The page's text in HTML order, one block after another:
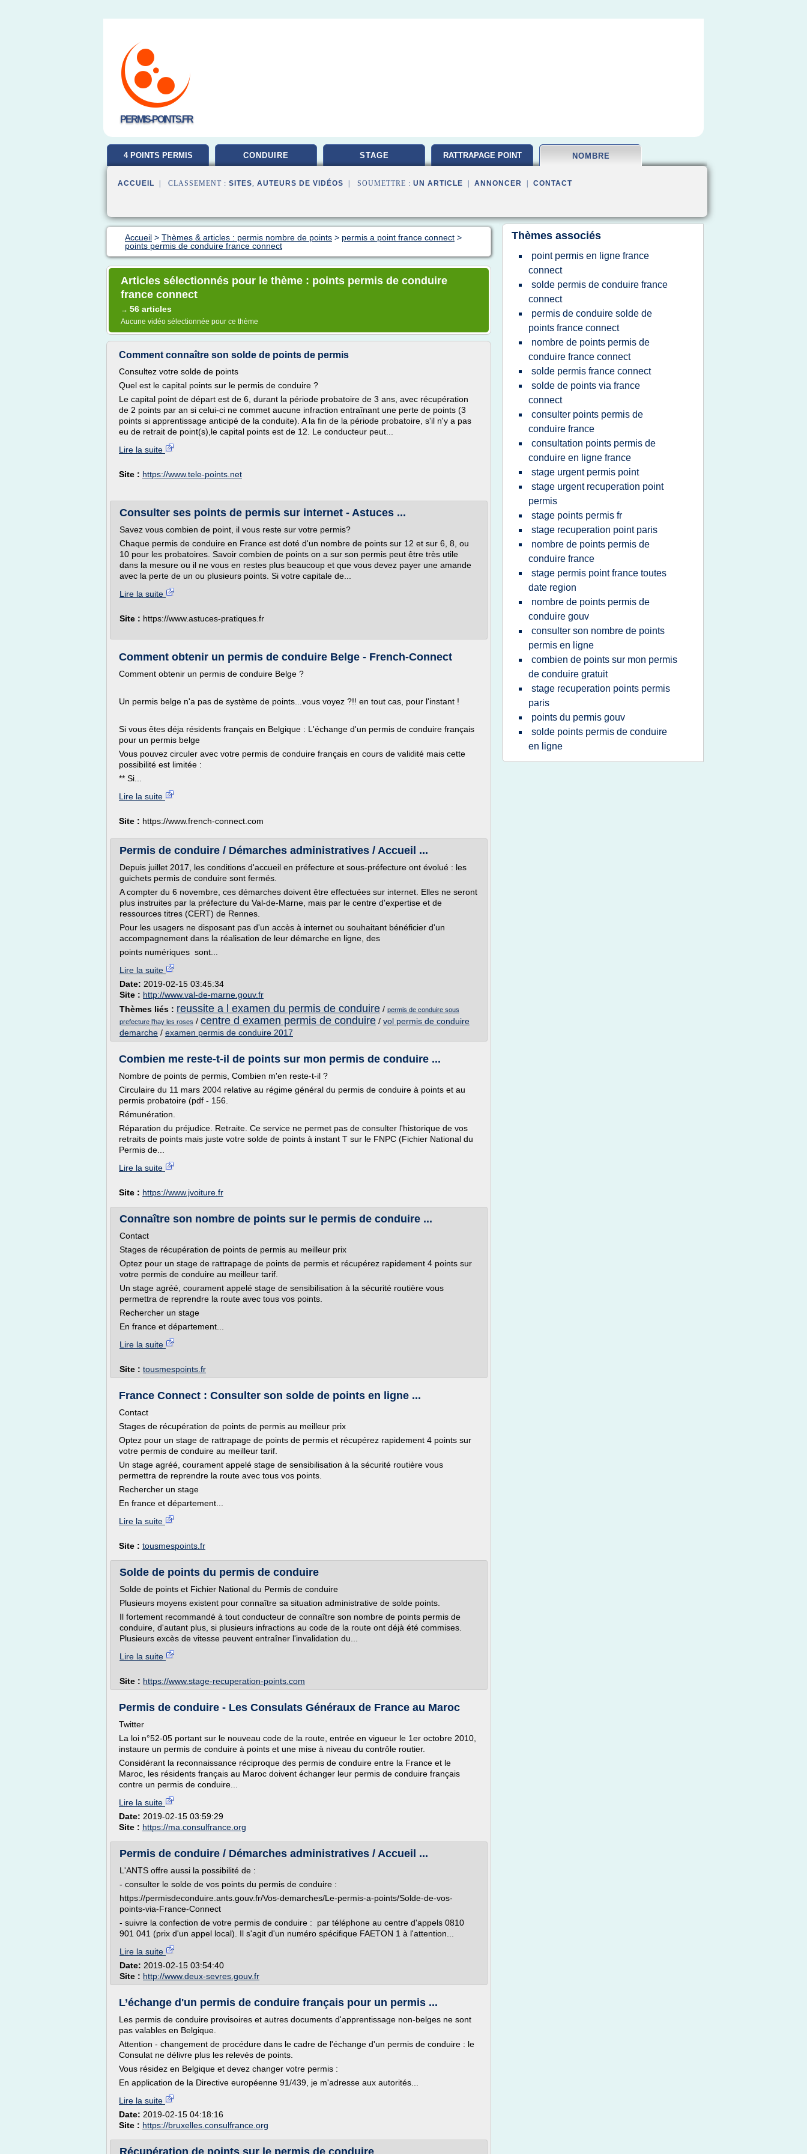
PERMIS-POINTS.FR
4 POINTS PERMIS CONDUIRE STAGE RATTRAPAGE POINT NOMBRE
ACCUEIL | CLASSEMENT : SITES, AUTEURS DE VIDÉOS | SOUMETTRE : UN ARTICLE ANNONCER CONTACT
Accueil > Thèmes & articles : permis nombre de points > permis a point france connect >
points permis de conduire france connect
Articles sélectionnés pour le thème : points permis de conduire
france connect
→ 56 articles
Aucune vidéo sélectionnée pour ce thème
Comment connaître son solde de points de permis
Consultez votre solde de points
Quel est le capital points sur le permis de conduire ?
Le capital point de départ est de 6, durant la période probatoire de 3 ans, avec récupération
de 2 points par an si celui-ci ne commet aucune infraction entraînant une perte de points (3
points si apprentissage anticipé de la conduite). A la fin de la période probatoire, s'il n'y a pas
eu de retrait de point(s),le capital points est de 12. Le conducteur peut...
Lire la suite
Site : https://www.tele-points.net
Consulter ses points de permis sur internet - Astuces ...
Savez vous combien de point, il vous reste sur votre permis?
Chaque permis de conduire en France est doté d'un nombre de points sur 12 et sur 6, 8, ou
10 pour les probatoires. Savoir combien de points on a sur son permis peut être très utile
dans la mesure ou il ne vous en restes plus beaucoup et que vous devez payer une amande
avec la perte de un ou plusieurs points. Si votre capitale de...
Lire la suite
Site : https://www.astuces-pratiques.fr
Comment obtenir un permis de conduire Belge - French-Connect
Comment obtenir un permis de conduire Belge ?
Un permis belge n'a pas de système de points...vous voyez ?!! en tout cas, pour l'instant !
Si vous êtes déja résidents français en Belgique : L'échange d'un permis de conduire français
pour un permis belge
Vous pouvez circuler avec votre permis de conduire français en cours de validité mais cette
possibilité est limitée :
** Si...
Lire la suite
Site : https://www.french-connect.com
Permis de conduire / Démarches administratives / Accueil ...
Depuis juillet 2017, les conditions d'accueil en préfecture et sous-préfecture ont évolué : les
guichets permis de conduire sont fermés.
A compter du 6 novembre, ces démarches doivent être effectuées sur internet. Elles ne seront
plus instruites par la préfecture du Val-de-Marne, mais par le centre d'expertise et de
ressources titres (CERT) de Rennes.
Pour les usagers ne disposant pas d'un accès à internet ou souhaitant bénéficier d'un
accompagnement dans la réalisation de leur démarche en ligne, des
points numériques sont...
Lire la suite
Date: 2019-02-15 03:45:34
Site : http://www.val-de-marne.gouv.fr
Thèmes liés : reussite a l examen du permis de conduire / permis de conduire sous
prefecture l'hay les roses / centre d examen permis de conduire / vol permis de conduire
demarche / examen permis de conduire 2017
Combien me reste-t-il de points sur mon permis de conduire ...
Nombre de points de permis, Combien m'en reste-t-il ?
Circulaire du 11 mars 2004 relative au régime général du permis de conduire à points et au
permis probatoire (pdf - 156.
Rémunération.
Réparation du préjudice. Retraite. Ce service ne permet pas de consulter l'historique de vos
retraits de points mais juste votre solde de points à instant T sur le FNPC (Fichier National du
Permis de...
Lire la suite
Site : https://www.jvoiture.fr
Connaître son nombre de points sur le permis de conduire ...
Contact
Stages de récupération de points de permis au meilleur prix
Optez pour un stage de rattrapage de points de permis et récupérez rapidement 4 points sur
votre permis de conduire au meilleur tarif.
Un stage agréé, courament appelé stage de sensibilisation à la sécurité routière vous
permettra de reprendre la route avec tous vos points.
Rechercher un stage
En france et département...
Lire la suite
Site : tousmespoints.fr
France Connect : Consulter son solde de points en ligne ...
Contact
Stages de récupération de points de permis au meilleur prix
Optez pour un stage de rattrapage de points de permis et récupérez rapidement 4 points sur
votre permis de conduire au meilleur tarif.
Un stage agréé, courament appelé stage de sensibilisation à la sécurité routière vous
permettra de reprendre la route avec tous vos points.
Rechercher un stage
En france et département...
Lire la suite
Site : tousmespoints.fr
Solde de points du permis de conduire
Solde de points et Fichier National du Permis de conduire
Plusieurs moyens existent pour connaître sa situation administrative de solde points.
Il fortement recommandé à tout conducteur de connaître son nombre de points permis de
conduire, d'autant plus, si plusieurs infractions au code de la route ont déjà été commises.
Plusieurs excès de vitesse peuvent entraîner l'invalidation du...
Lire la suite
Site : https://www.stage-recuperation-points.com
Permis de conduire - Les Consulats Généraux de France au Maroc
Twitter
La loi n°52-05 portant sur le nouveau code de la route, entrée en vigueur le 1er octobre 2010,
instaure un permis de conduire à points et une mise à niveau du contrôle routier.
Considérant la reconnaissance réciproque des permis de conduire entre la France et le
Maroc, les résidents français au Maroc doivent échanger leur permis de conduire français
contre un permis de conduire...
Lire la suite
Date: 2019-02-15 03:59:29
Site : https://ma.consulfrance.org
Permis de conduire / Démarches administratives / Accueil ...
L'ANTS offre aussi la possibilité de :
- consulter le solde de vos points du permis de conduire :
https://permisdeconduire.ants.gouv.fr/Vos-demarches/Le-permis-a-points/Solde-de-vos-
points-via-France-Connect
- suivre la confection de votre permis de conduire : par téléphone au centre d'appels 0810
901 041 (prix d'un appel local). Il s'agit d'un numéro spécifique FAETON 1 à l'attention...
Lire la suite
Date: 2019-02-15 03:54:40
Site : http://www.deux-sevres.gouv.fr
L’échange d'un permis de conduire français pour un permis ...
Les permis de conduire provisoires et autres documents d'apprentissage non-belges ne sont
pas valables en Belgique.
Attention - changement de procédure dans le cadre de l'échange d'un permis de conduire : le
Consulat ne délivre plus les relevés de points.
Vous résidez en Belgique et devez changer votre permis :
En application de la Directive européenne 91/439, je m'adresse aux autorités...
Lire la suite
Date: 2019-02-15 04:18:16
Site : https://bruxelles.consulfrance.org
Récupération de points sur le permis de conduire
Thèmes associés
point permis en ligne france
connect
solde permis de conduire france
connect
permis de conduire solde de
points france connect
nombre de points permis de
conduire france connect
solde permis france connect
solde de points via france
connect
consulter points permis de
conduire france
consultation points permis de
conduire en ligne france
stage urgent permis point
stage urgent recuperation point
permis
stage points permis fr
stage recuperation point paris
nombre de points permis de
conduire france
stage permis point france toutes
date region
nombre de points permis de
conduire gouv
consulter son nombre de points
permis en ligne
combien de points sur mon permis
de conduire gratuit
stage recuperation points permis
paris
points du permis gouv
solde points permis de conduire
en ligne